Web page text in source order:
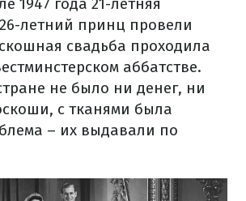
1947 года 21-летняя
летний принц провели
свадьба проходила
аббатстве.
не было ни денег, ни
с тканями была
– их выдавали по